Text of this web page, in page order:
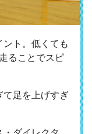
ト。低くても
ることでスピ
て足を上げすぎ